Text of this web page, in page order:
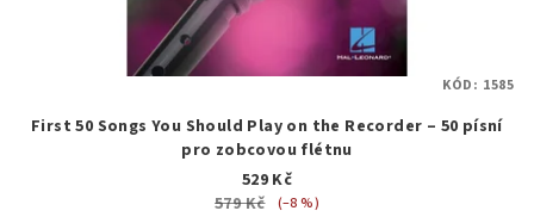
First 50 Songs You Should Play on the Recorder – 50 písní
pro zobcovou flétnu
529 Kč
579 Kč
(–8 %)
KÓD: 1585